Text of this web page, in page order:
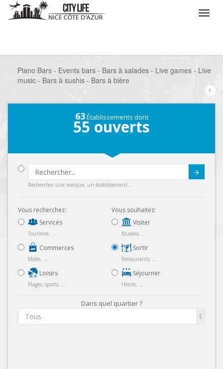
Piano Bars - Events bars - Bars à salades - Live games - Live
music - Bars à sushis - Bars à bière
63Établissements dont
55 ouverts
Rechercher une marque, un établissement...
Vous recherchez:
Services
Tourisme, ...
Commerces
Mode, ...
Loisirs
Plages, sports, ...
Vous souhaitez:
Visiter
Musées, ...
Sortir
Restaurants, ...
Séjourner
Hôtels, ...
Dans quel quartier ?
Tous